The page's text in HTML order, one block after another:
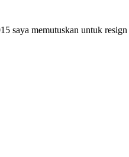
saya memutuskan untuk resign